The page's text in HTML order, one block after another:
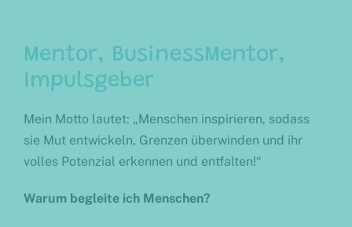
Mentor, BusinessMentor,
Impulsgeber
Mein Motto lautet: „Menschen inspirieren, sodass
sie Mut entwickeln, Grenzen überwinden und ihr
volles Potenzial erkennen und entfalten!“
Warum begleite ich Menschen?